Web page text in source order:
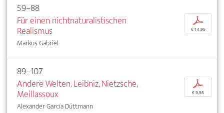
59–88
Für einen nichtnaturalistischen
Realismus
Markus Gabriel
p
€ 14,95
89–107
Andere Welten. Leibniz, Nietzsche,
Meillassoux
Alexander García Düttmann
p
€ 9,95